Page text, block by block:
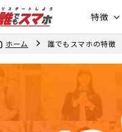
特徴
ホーム
誰でもスマホの特徴